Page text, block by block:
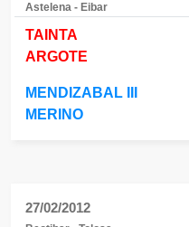
Astelena - Eibar
TAINTA
ARGOTE
MENDIZABAL III
MERINO
27/02/2012